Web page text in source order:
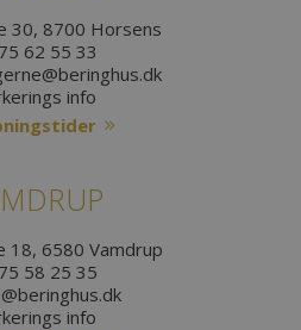
30, 8700 Horsens
75 62 55 33
info
18, 6580 Vamdrup
75 58 25 35
info